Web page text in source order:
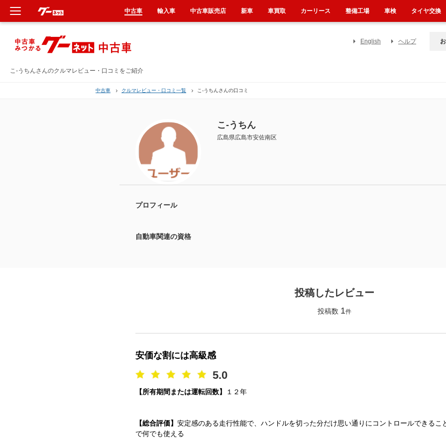
こ-うちんさんのクルマレビュー・口コミをご紹介
English ヘルプ
中古車 クルマレビュー・口コミ一覧 こ-うちんさんの口コミ
こ-うちん
広島県広島市安佐南区
プロフィール
自動車関連の資格
投稿したレビュー
投稿数 1件
安価な割には高級感
5.0
【所有期間または運転回数】 １２年
【総合評価】 安定感のある走行性能で、ハンドルを切った分だけ思い通りにコントロールできるこ
で何でも使える
中古車 輸入車 中古車販売店 新車 車買取 カーリース 整備工場 車検 タイヤ交換
新車
中古車